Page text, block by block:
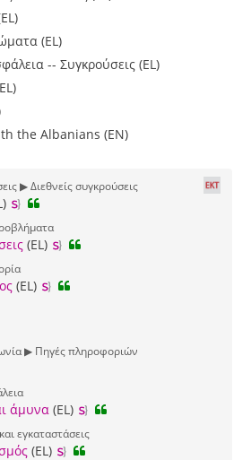
(EL)
-- Συγκρούσεις (EL)
the Albanians (EN)
▶ Διεθνείς συγκρούσεις
(EL)
(EL)
▶ Πηγές πληροφοριών
άμυνα (EL)
εγκαταστάσεις
(EL)